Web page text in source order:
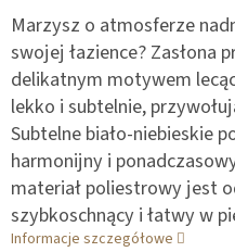
Marzysz o atmosferze
swojej łazience? Zasłona
delikatnym motywem
lekko i subtelnie,
Subtelne biało-niebieskie
harmonijny i
materiał poliestrowy jest
szybkoschnący i łatwy w
Informacje szczegółowe